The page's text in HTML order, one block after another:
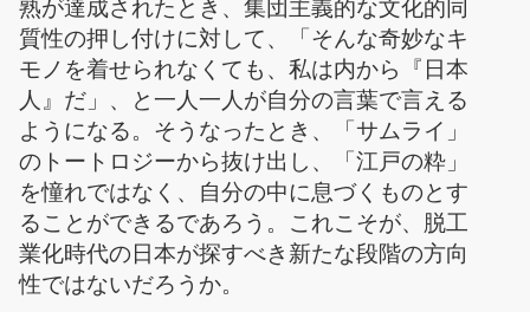
熟が達成されたとき、集団主義的な文化的同
質性の押し付けに対して、「そんな奇妙なキ
モノを着せられなくても、私は内から『日本
人』だ」、と一人一人が自分の言葉で言える
ようになる。そうなったとき、「サムライ」
のトートロジーから抜け出し、「江戸の粋」
を憧れではなく、自分の中に息づくものとす
ることができるであろう。これこそが、脱工
業化時代の日本が探すべき新たな段階の方向
性ではないだろうか。